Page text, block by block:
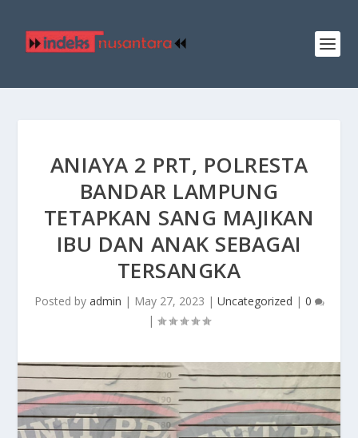
ANIAYA 2 PRT, POLRESTA
BANDAR LAMPUNG
TETAPKAN SANG MAJIKAN
IBU DAN ANAK SEBAGAI
TERSANGKA
Posted by admin | May 27, 2023 | Uncategorized | 0
|